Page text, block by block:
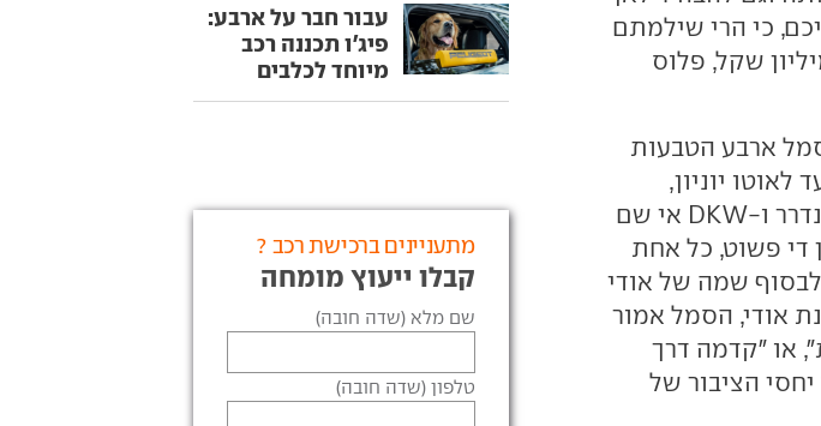
כי הרי שילמתם
שקל, פלוס
ארבע הטבעות
יוניון,
יצרנית שנוצרה מחיבור בין אודי, הורש, פאנדרר ו-DKW אי שם
די פשוט, כל אחת
שמה של אודי
אודי, הסמל אמור
או "קדמה דרך
הציבור של
עבור חבר על ארבע:
פיג'ו תכננה רכב
מיוחד לכלבים
מתעניינים ברכישת רכב ?
קבלו ייעוץ מומחה
שם מלא (שדה חובה)
טלפון (שדה חובה)